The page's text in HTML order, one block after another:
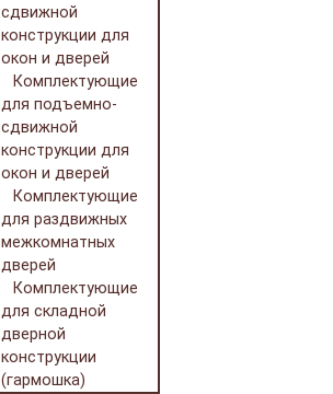
сдвижной
конструкции для
окон и дверей
Комплектующие
для подъемно-
сдвижной
конструкции для
окон и дверей
Комплектующие
для раздвижных
межкомнатных
дверей
Комплектующие
для складной
дверной
конструкции
(гармошка)